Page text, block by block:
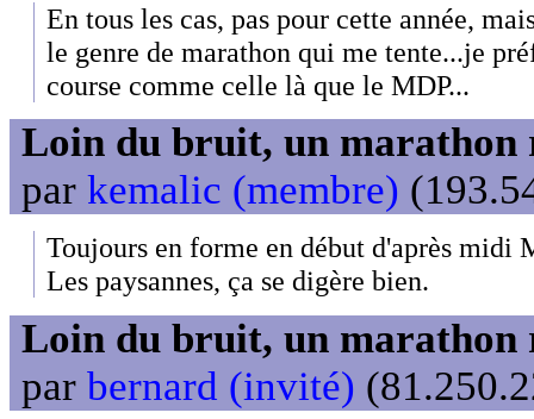
En tous les cas, pas pour cette année,
le genre de marathon qui me tente...je
course comme celle là que le MDP...
Loin du bruit, un marathon
par kemalic (membre)
Toujours en forme en début d'après midi
Les paysannes, ça se digère bien.
Loin du bruit, un marathon
par bernard (invité)